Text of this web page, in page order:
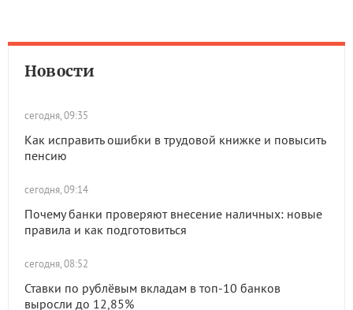
Новости
сегодня, 09:35
Как исправить ошибки в трудовой книжке и повысить
пенсию
сегодня, 09:14
Почему банки проверяют внесение наличных: новые
правила и как подготовиться
сегодня, 08:52
Ставки по рублёвым вкладам в топ-10 банков
выросли до 12,85%